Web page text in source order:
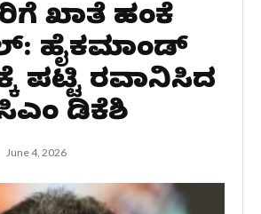
ಖಾತೆ ಹಂಚಿಕೆ
ಹೈಕಮಾಂಡ್
ಪಟ್ಟಿ ರವಾನಿಸಿದ
ಡಿಕೆಶಿ
June 4, 2026